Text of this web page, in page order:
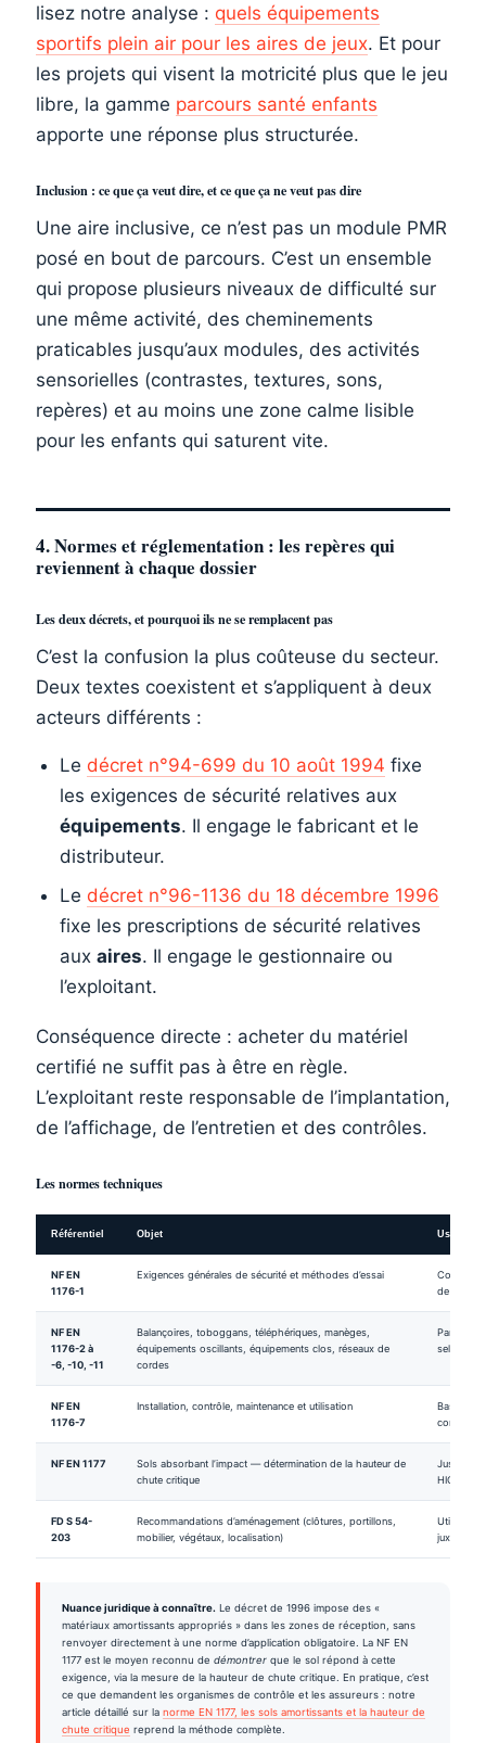
lisez notre analyse : quels équipements
sportifs plein air pour les aires de jeux. Et pour
les projets qui visent la motricité plus que le jeu
libre, la gamme parcours santé enfants
apporte une réponse plus structurée.
Inclusion : ce que ça veut dire, et ce que ça ne veut pas dire
Une aire inclusive, ce n’est pas un module PMR
posé en bout de parcours. C’est un ensemble
qui propose plusieurs niveaux de difficulté sur
une même activité, des cheminements
praticables jusqu’aux modules, des activités
sensorielles (contrastes, textures, sons,
repères) et au moins une zone calme lisible
pour les enfants qui saturent vite.
4. Normes et réglementation : les repères qui
reviennent à chaque dossier
Les deux décrets, et pourquoi ils ne se remplacent pas
C’est la confusion la plus coûteuse du secteur.
Deux textes coexistent et s’appliquent à deux
acteurs différents :
Le décret n°94-699 du 10 août 1994 fixe
les exigences de sécurité relatives aux
équipements. Il engage le fabricant et le
distributeur.
Le décret n°96-1136 du 18 décembre 1996
fixe les prescriptions de sécurité relatives
aux aires. Il engage le gestionnaire ou
l’exploitant.
Conséquence directe : acheter du matériel
certifié ne suffit pas à être en règle.
L’exploitant reste responsable de l’implantation,
de l’affichage, de l’entretien et des contrôles.
Les normes techniques
Référentiel Objet Usage
NF EN
1176-1
Exigences générales de sécurité et méthodes d’essai
de la
NF EN
1176-2 à
-6, -10, -11
Balançoires, toboggans, téléphériques, manèges,
équipements oscillants, équipements clos, réseaux de
cordes
Parties
selon les
NF EN
1176-7
Installation, contrôle, maintenance et utilisation
Base
contrôle
NF EN 1177
Sols absorbant l’impact — détermination de la hauteur de
chute critique
HIC ≤
FD S 54-
203
Recommandations d’aménagement (clôtures, portillons,
mobilier, végétaux, localisation)
Utile pour
Nuance juridique à connaître. Le décret de 1996 impose des «
matériaux amortissants appropriés » dans les zones de réception, sans
renvoyer directement à une norme d’application obligatoire. La NF EN
1177 est le moyen reconnu de démontrer que le sol répond à cette
exigence, via la mesure de la hauteur de chute critique. En pratique, c’est
ce que demandent les organismes de contrôle et les assureurs : notre
article détaillé sur la norme EN 1177, les sols amortissants et la hauteur de
chute critique reprend la méthode complète.